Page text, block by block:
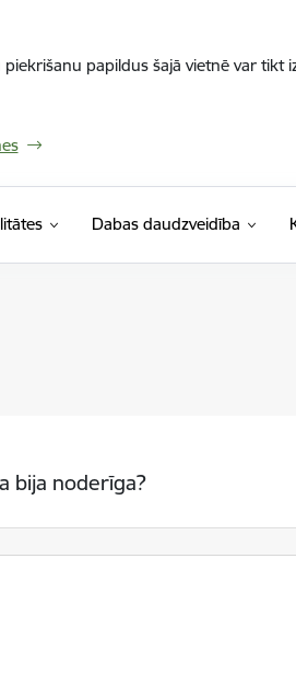
papildus šajā vietnē var
Dabas daudzveidība
bija noderīga?